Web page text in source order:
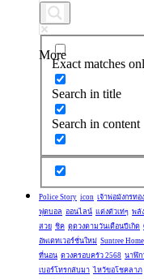
More
Exact matches
Search in title
Search in content
Police Story icon เจ้าพ่อมังกรทอง
ฟุตบอล ออนไลน์ แต่งตัวเท่ๆ พลั
สวย ชิค ดูดวงตามวันเดือนปีเกิด
อัพเดทเวอร์ชั่นใหม่ Suntree Home
ที่นอน ดวงครอบครัว 2568 นาฬิก
เบอร์โทรกลับมา ไหว้ขอโชคลาภ